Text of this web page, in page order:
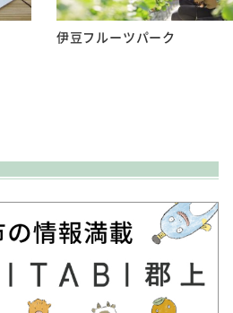
伊豆フルーツパーク